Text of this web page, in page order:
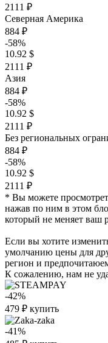
2111 ₽
Северная Америка
884 ₽
-58%
10.92 $
2111 ₽
Азия
884 ₽
-58%
10.92 $
2111 ₽
Без региональных
884 ₽
-58%
10.92 $
2111 ₽
* Вы можете
нажав по ним в этом
который не меняет ваш
Если вы хотите
умолчанию цены для
регион и
К сожалению, нам не
-42%
479 ₽ купить
-41%